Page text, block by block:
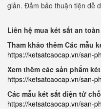
giản. Đảm bảo thuận tiện dễ
Liên hệ mua két sắt an
Tham khảo thêm Các mẫu
https://ketsatcaocap.vn/san-
Xem thêm các sản phẩm
https://ketsatcaocap.vn/san-
Các mẫu két sắt điện tử
https://ketsatcaocap.vn/san-